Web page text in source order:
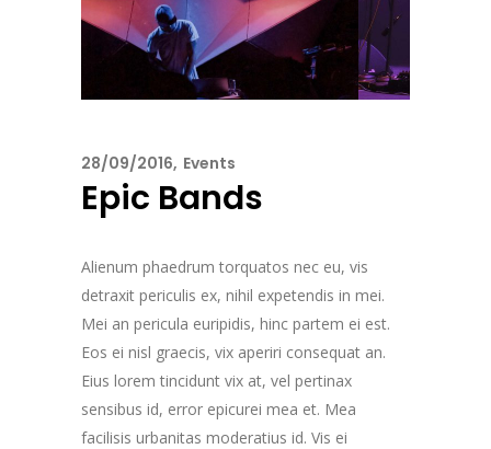
28/09/2016 Events
Epic Bands
Alienum phaedrum torquatos nec eu, vis
detraxit periculis ex, nihil expetendis in mei.
Mei an pericula euripidis, hinc partem ei est.
Eos ei nisl graecis, vix aperiri consequat an.
Eius lorem tincidunt vix at, vel pertinax
sensibus id, error epicurei mea et. Mea
facilisis urbanitas moderatius id. Vis ei